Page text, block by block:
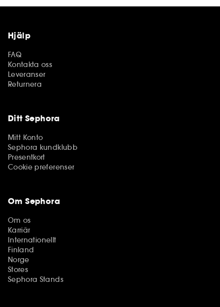
Hjälp
FAQ
Kontakta oss
Leveranser
Returnera
Ditt Sephora
Mitt Konto
Sephora kundklubb
Presentkort
Cookie preferenser
Om Sephora
Om os
Karriär
Internationellt
Finland
Norge
Stores
Sephora Stands